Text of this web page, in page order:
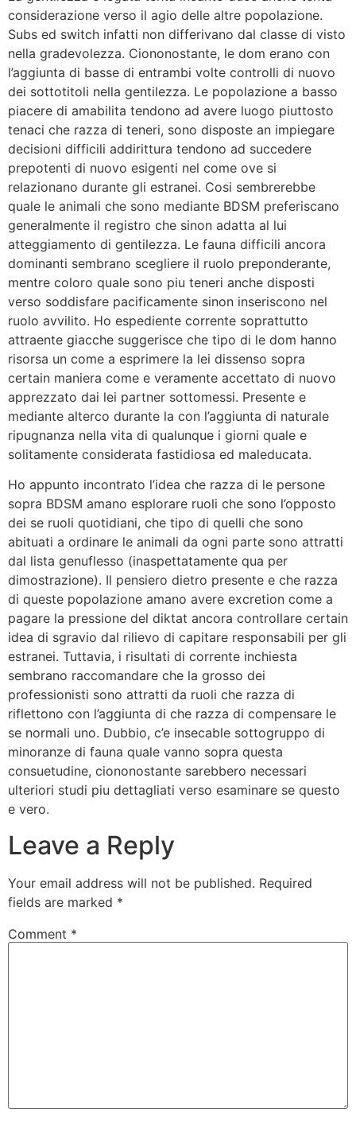
considerazione verso il agio delle altre popolazione.
Subs ed switch infatti non differivano dal classe di visto
nella gradevolezza. Ciononostante, le dom erano con
l’aggiunta di basse di entrambi volte controlli di nuovo
dei sottotitoli nella gentilezza. Le popolazione a basso
piacere di amabilita tendono ad avere luogo piuttosto
tenaci che razza di teneri, sono disposte an impiegare
decisioni difficili addirittura tendono ad succedere
prepotenti di nuovo esigenti nel come ove si
relazionano durante gli estranei. Cosi sembrerebbe
quale le animali che sono mediante BDSM preferiscano
generalmente il registro che sinon adatta al lui
atteggiamento di gentilezza. Le fauna difficili ancora
dominanti sembrano scegliere il ruolo preponderante,
mentre coloro quale sono piu teneri anche disposti
verso soddisfare pacificamente sinon inseriscono nel
ruolo avvilito. Ho espediente corrente soprattutto
attraente giacche suggerisce che tipo di le dom hanno
risorsa un come a esprimere la lei dissenso sopra
certain maniera come e veramente accettato di nuovo
apprezzato dai lei partner sottomessi. Presente e
mediante alterco durante la con l’aggiunta di naturale
ripugnanza nella vita di qualunque i giorni quale e
solitamente considerata fastidiosa ed maleducata.
Ho appunto incontrato l’idea che razza di le persone
sopra BDSM amano esplorare ruoli che sono l’opposto
dei se ruoli quotidiani, che tipo di quelli che sono
abituati a ordinare le animali da ogni parte sono attratti
dal lista genuflesso (inaspettatamente qua per
dimostrazione). Il pensiero dietro presente e che razza
di queste popolazione amano avere excretion come a
pagare la pressione del diktat ancora controllare certain
idea di sgravio dal rilievo di capitare responsabili per gli
estranei. Tuttavia, i risultati di corrente inchiesta
sembrano raccomandare che la grosso dei
professionisti sono attratti da ruoli che razza di
riflettono con l’aggiunta di che razza di compensare le
se normali uno. Dubbio, c’e insecable sottogruppo di
minoranze di fauna quale vanno sopra questa
consuetudine, ciononostante sarebbero necessari
ulteriori studi piu dettagliati verso esaminare se questo
e vero.
Leave a Reply
Your email address will not be published. Required
fields are marked *
Comment *